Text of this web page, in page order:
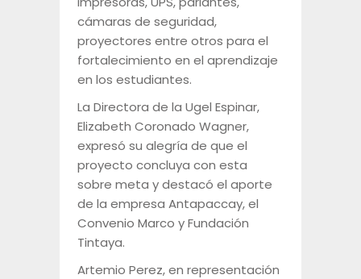
cámaras de seguridad,
proyectores entre otros para el
fortalecimiento en el aprendizaje
en los estudiantes.
La Directora de la Ugel Espinar,
Elizabeth Coronado Wagner,
expresó su alegría de que el
proyecto concluya con esta
sobre meta y destacó el aporte
de la empresa Antapaccay, el
Convenio Marco y Fundación
Tintaya.
Artemio Perez, en representación